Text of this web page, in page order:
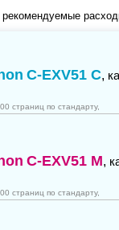
рекомендуемые
C-EXV51 C,
страниц по стандарту,
C-EXV51 M,
страниц по стандарту,